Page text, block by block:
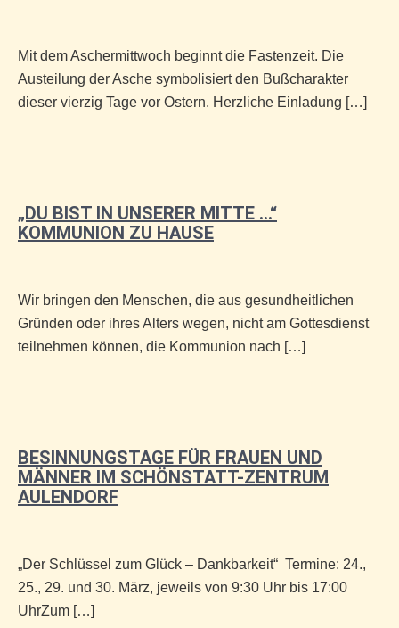
Mit dem Aschermittwoch beginnt die Fastenzeit. Die
Austeilung der Asche symbolisiert den Bußcharakter
dieser vierzig Tage vor Ostern. Herzliche Einladung […]
„DU BIST IN UNSERER MITTE …“
KOMMUNION ZU HAUSE
Wir bringen den Menschen, die aus gesundheitlichen
Gründen oder ihres Alters wegen, nicht am Gottesdienst
teilnehmen können, die Kommunion nach […]
BESINNUNGSTAGE FÜR FRAUEN UND
MÄNNER IM SCHÖNSTATT-ZENTRUM
AULENDORF
„Der Schlüssel zum Glück – Dankbarkeit“ Termine: 24.,
25., 29. und 30. März, jeweils von 9:30 Uhr bis 17:00
UhrZum […]